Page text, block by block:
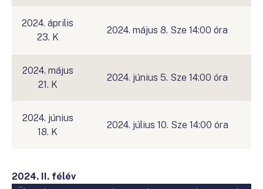
2024. április
23. K
2024. május 8. Sze 14:00 óra
2024. május
21. K
2024. június 5. Sze 14:00 óra
2024. június
18. K
2024. július 10. Sze 14:00 óra
2024. II. félév